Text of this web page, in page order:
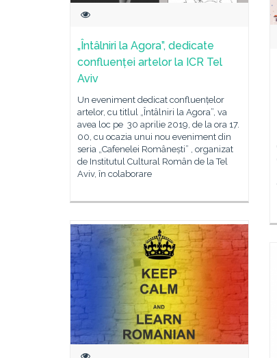
„Întâlniri la Agora”, dedicate
confluenței artelor la ICR Tel
Aviv
Un eveniment dedicat confluențelor
artelor, cu titlul „Întâlniri la Agora”, va
avea loc pe 30 aprilie 2019, de la ora 17.
00, cu ocazia unui nou eveniment din
seria „Cafenelei Românești” , organizat
de Institutul Cultural Român de la Tel
Aviv, în colaborare